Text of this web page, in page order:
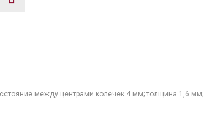
между центрами колечек 4 мм; толщина 1,6 мм;